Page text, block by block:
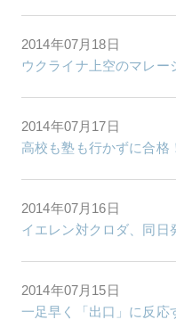
2014年07月18日
ウクライナ上空のマレー
2014年07月17日
高校も塾も行かずに合格
2014年07月16日
イエレン対クロダ、同日
2014年07月15日
一足早く「出口」に反応